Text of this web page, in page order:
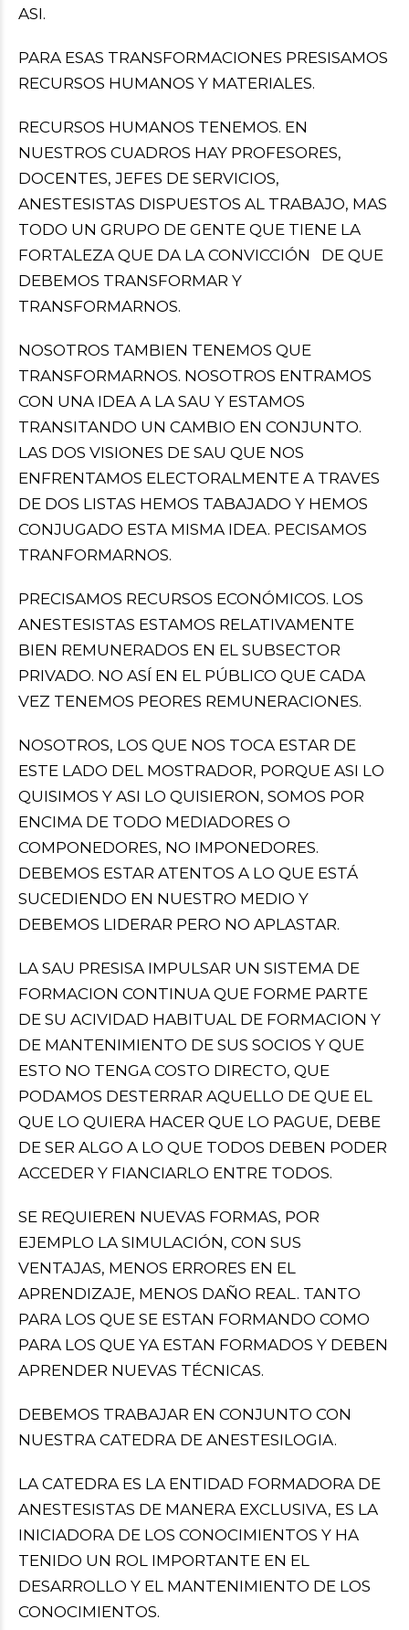
ASI.
PARA ESAS TRANSFORMACIONES PRESISAMOS
RECURSOS HUMANOS Y MATERIALES.
RECURSOS HUMANOS TENEMOS. EN
NUESTROS CUADROS HAY PROFESORES,
DOCENTES, JEFES DE SERVICIOS,
ANESTESISTAS DISPUESTOS AL TRABAJO, MAS
TODO UN GRUPO DE GENTE QUE TIENE LA
FORTALEZA QUE DA LA CONVICCIÓN DE QUE
DEBEMOS TRANSFORMAR Y
TRANSFORMARNOS.
NOSOTROS TAMBIEN TENEMOS QUE
TRANSFORMARNOS. NOSOTROS ENTRAMOS
CON UNA IDEA A LA SAU Y ESTAMOS
TRANSITANDO UN CAMBIO EN CONJUNTO.
LAS DOS VISIONES DE SAU QUE NOS
ENFRENTAMOS ELECTORALMENTE A TRAVES
DE DOS LISTAS HEMOS TABAJADO Y HEMOS
CONJUGADO ESTA MISMA IDEA. PECISAMOS
TRANFORMARNOS.
PRECISAMOS RECURSOS ECONÓMICOS. LOS
ANESTESISTAS ESTAMOS RELATIVAMENTE
BIEN REMUNERADOS EN EL SUBSECTOR
PRIVADO. NO ASÍ EN EL PÚBLICO QUE CADA
VEZ TENEMOS PEORES REMUNERACIONES.
NOSOTROS, LOS QUE NOS TOCA ESTAR DE
ESTE LADO DEL MOSTRADOR, PORQUE ASI LO
QUISIMOS Y ASI LO QUISIERON, SOMOS POR
ENCIMA DE TODO MEDIADORES O
COMPONEDORES, NO IMPONEDORES.
DEBEMOS ESTAR ATENTOS A LO QUE ESTÁ
SUCEDIENDO EN NUESTRO MEDIO Y
DEBEMOS LIDERAR PERO NO APLASTAR.
LA SAU PRESISA IMPULSAR UN SISTEMA DE
FORMACION CONTINUA QUE FORME PARTE
DE SU ACIVIDAD HABITUAL DE FORMACION Y
DE MANTENIMIENTO DE SUS SOCIOS Y QUE
ESTO NO TENGA COSTO DIRECTO, QUE
PODAMOS DESTERRAR AQUELLO DE QUE EL
QUE LO QUIERA HACER QUE LO PAGUE, DEBE
DE SER ALGO A LO QUE TODOS DEBEN PODER
ACCEDER Y FIANCIARLO ENTRE TODOS.
SE REQUIEREN NUEVAS FORMAS, POR
EJEMPLO LA SIMULACIÓN, CON SUS
VENTAJAS, MENOS ERRORES EN EL
APRENDIZAJE, MENOS DAÑO REAL. TANTO
PARA LOS QUE SE ESTAN FORMANDO COMO
PARA LOS QUE YA ESTAN FORMADOS Y DEBEN
APRENDER NUEVAS TÉCNICAS.
DEBEMOS TRABAJAR EN CONJUNTO CON
NUESTRA CATEDRA DE ANESTESILOGIA.
LA CATEDRA ES LA ENTIDAD FORMADORA DE
ANESTESISTAS DE MANERA EXCLUSIVA, ES LA
INICIADORA DE LOS CONOCIMIENTOS Y HA
TENIDO UN ROL IMPORTANTE EN EL
DESARROLLO Y EL MANTENIMIENTO DE LOS
CONOCIMIENTOS.